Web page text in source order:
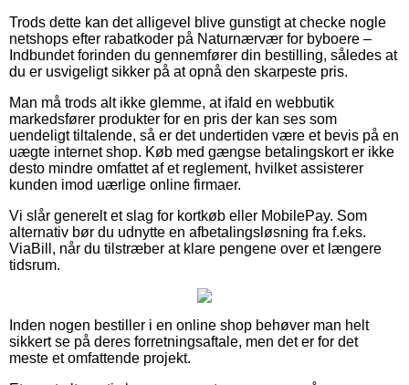
Trods dette kan det alligevel blive gunstigt at checke nogle
netshops efter rabatkoder på Naturnærvær for byboere –
Indbundet forinden du gennemfører din bestilling, således at
du er usvigeligt sikker på at opnå den skarpeste pris.
Man må trods alt ikke glemme, at ifald en webbutik
markedsfører produkter for en pris der kan ses som
uendeligt tiltalende, så er det undertiden være et bevis på en
uægte internet shop. Køb med gængse betalingskort er ikke
desto mindre omfattet af et reglement, hvilket assisterer
kunden imod uærlige online firmaer.
Vi slår generelt et slag for kortkøb eller MobilePay. Som
alternativ bør du udnytte en afbetalingsløsning fra f.eks.
ViaBill, når du tilstræber at klare pengene over et længere
tidsrum.
Inden nogen bestiller i en online shop behøver man helt
sikkert se på deres forretningsaftale, men det er for det
meste et omfattende projekt.